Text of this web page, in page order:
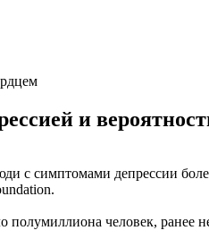
и
с симптомами депрессии
человек, ранее